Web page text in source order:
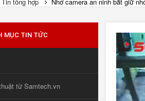
MỤC TIN TỨC
từ Samtech.vn